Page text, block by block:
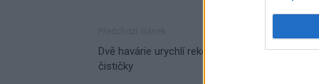
Dvě havárie urychlí rekonstrukci příbramské
čističky